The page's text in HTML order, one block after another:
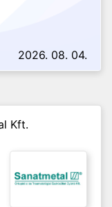
2026. 08. 04.
Kft.